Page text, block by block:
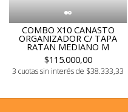
COMBO X10 CANASTO
ORGANIZADOR C/ TAPA
RATAN MEDIANO M
$115.000,00
3 cuotas sin interés de $38.333,33